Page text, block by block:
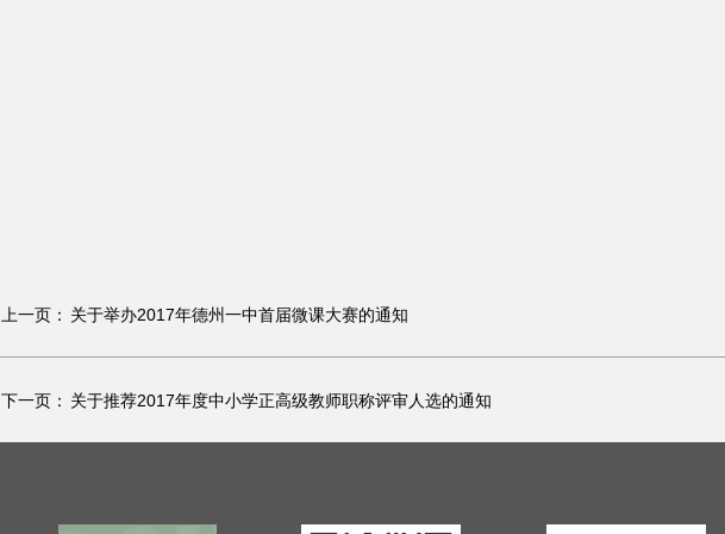
上一页： 关于举办2017年德州一中首届微课大赛的通知
下一页： 关于推荐2017年度中小学正高级教师职称评审人选的通知